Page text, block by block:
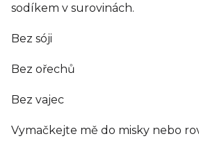
sodíkem v surovinách.
Bez sóji
Bez ořechů
Bez vajec
Vymačkejte mě do misky nebo